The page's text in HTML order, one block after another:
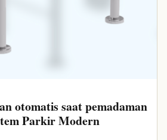
otomatis saat pemadaman
Parkir Modern